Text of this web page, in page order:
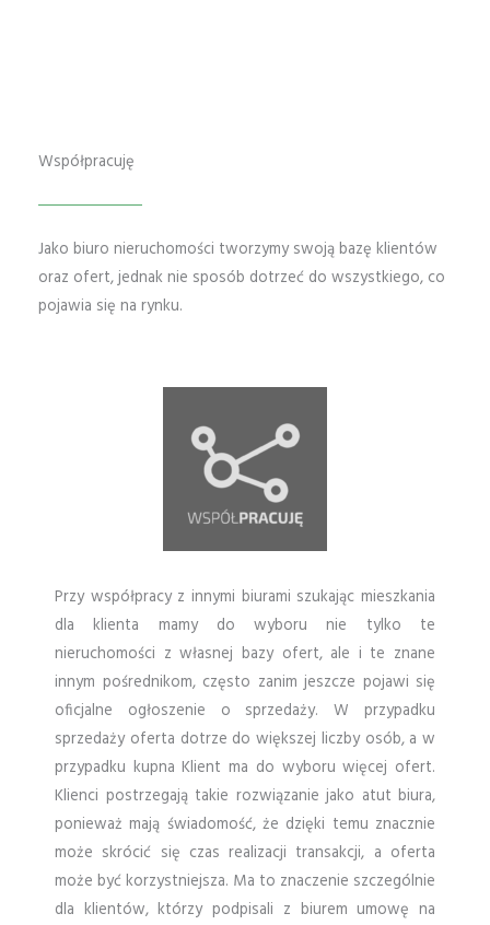
Współpracuję
Jako biuro nieruchomości tworzymy swoją bazę klientów
oraz ofert, jednak nie sposób dotrzeć do wszystkiego, co
pojawia się na rynku.
Przy współpracy z innymi biurami szukając mieszkania
dla klienta mamy do wyboru nie tylko te
nieruchomości z własnej bazy ofert, ale i te znane
innym pośrednikom, często zanim jeszcze pojawi się
oficjalne ogłoszenie o sprzedaży. W przypadku
sprzedaży oferta dotrze do większej liczby osób, a w
przypadku kupna Klient ma do wyboru więcej ofert.
Klienci postrzegają takie rozwiązanie jako atut biura,
ponieważ mają świadomość, że dzięki temu znacznie
może skrócić się czas realizacji transakcji, a oferta
może być korzystniejsza. Ma to znaczenie szczególnie
dla klientów, którzy podpisali z biurem umowę na